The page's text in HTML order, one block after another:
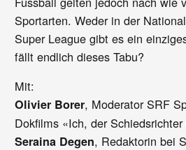
Sportarten. Weder in der
Super League gibt es ein
fällt endlich dieses Tabu?
Mit:
Olivier Borer, Moderator SRF
Dokfilms «Ich, der Schiedsrichter
Seraina Degen, Redaktorin bei